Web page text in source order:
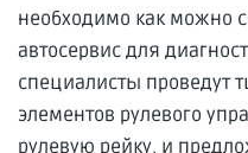
необходимо как можно
автосервис для
специалисты проведут
элементов рулевого
рулевую рейку, и